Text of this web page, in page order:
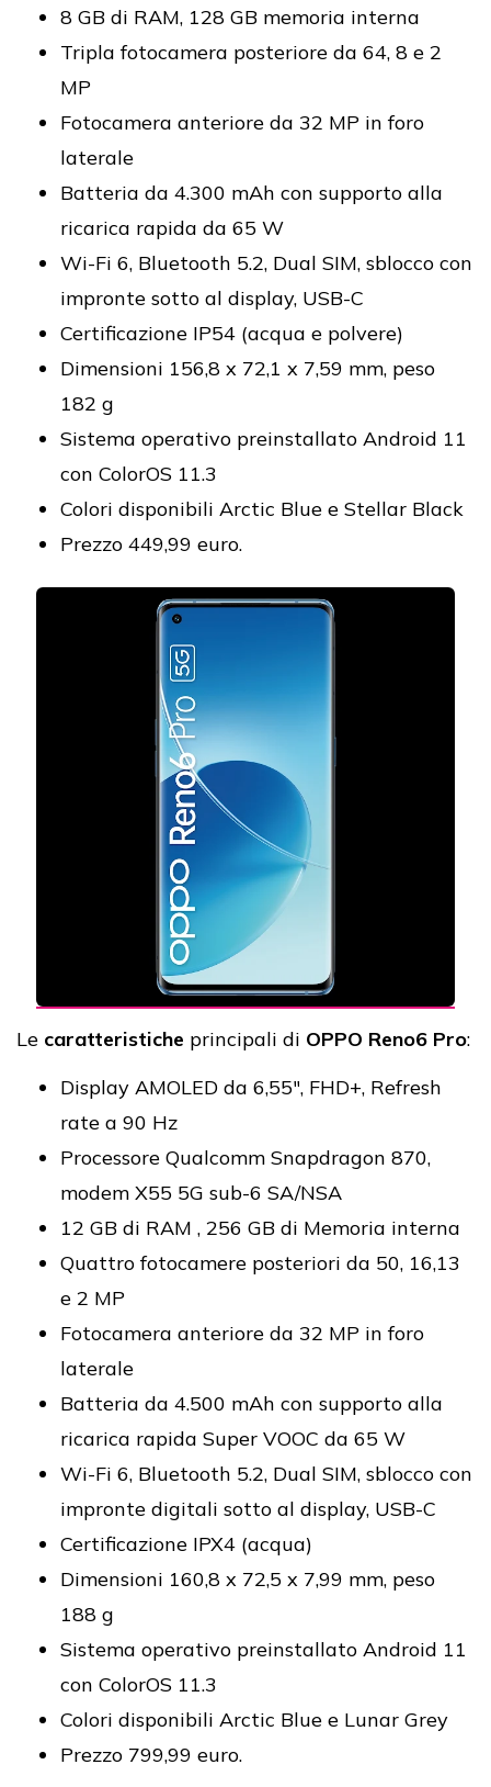
8 GB di RAM, 128 GB memoria interna
Tripla fotocamera posteriore da 64, 8 e 2
MP
Fotocamera anteriore da 32 MP in foro
laterale
Batteria da 4.300 mAh con supporto alla
ricarica rapida da 65 W
Wi-Fi 6, Bluetooth 5.2, Dual SIM, sblocco con
impronte sotto al display, USB-C
Certificazione IP54 (acqua e polvere)
Dimensioni 156,8 x 72,1 x 7,59 mm, peso
182 g
Sistema operativo preinstallato Android 11
con ColorOS 11.3
Colori disponibili Arctic Blue e Stellar Black
Prezzo 449,99 euro.
Le caratteristiche principali di OPPO Reno6 Pro:
Display AMOLED da 6,55", FHD+, Refresh
rate a 90 Hz
Processore Qualcomm Snapdragon 870,
modem X55 5G sub-6 SA/NSA
12 GB di RAM , 256 GB di Memoria interna
Quattro fotocamere posteriori da 50, 16,13
e 2 MP
Fotocamera anteriore da 32 MP in foro
laterale
Batteria da 4.500 mAh con supporto alla
ricarica rapida Super VOOC da 65 W
Wi-Fi 6, Bluetooth 5.2, Dual SIM, sblocco con
impronte digitali sotto al display, USB-C
Certificazione IPX4 (acqua)
Dimensioni 160,8 x 72,5 x 7,99 mm, peso
188 g
Sistema operativo preinstallato Android 11
con ColorOS 11.3
Colori disponibili Arctic Blue e Lunar Grey
Prezzo 799,99 euro.